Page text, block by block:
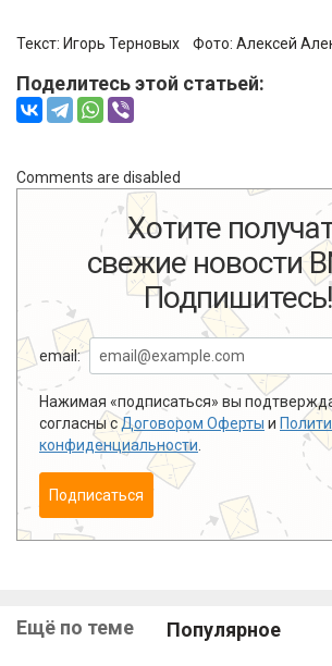
Текст: Игорь Терновых Фото: Алексей
Поделитесь этой статьей:
Comments are disabled
Хотите
свежие новости
Подпишитесь!
email:
Нажимая «подписаться» вы
согласны сДоговором Оферты и
конфиденциальности
Подписаться
Ещё по теме Популярное